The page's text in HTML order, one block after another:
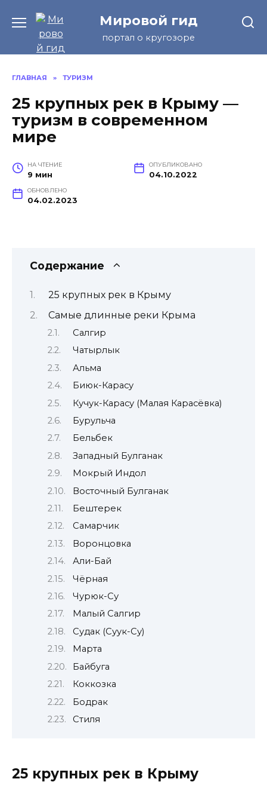
содержанию
Мировой гид
портал о кругозоре
ГЛАВНАЯ » ТУРИЗМ
25 крупных рек в Крыму —
туризм в современном
мире
НА ЧТЕНИЕ
9 мин
ОПУБЛИКОВАНО
04.10.2022
ОБНОВЛЕНО
04.02.2023
Содержание
25 крупных рек в Крыму
Самые длинные реки Крыма
Салгир
Чатырлык
Альма
Биюк-Карасу
Кучук-Карасу (Малая Карасёвка)
Бурульча
Бельбек
Западный Булганак
Мокрый Индол
Восточный Булганак
Бештерек
Самарчик
Воронцовка
Али-Бай
Чёрная
Чурюк-Су
Малый Салгир
Судак (Суук-Су)
Марта
Байбуга
Коккозка
Бодрак
Стиля
25 крупных рек в Крыму